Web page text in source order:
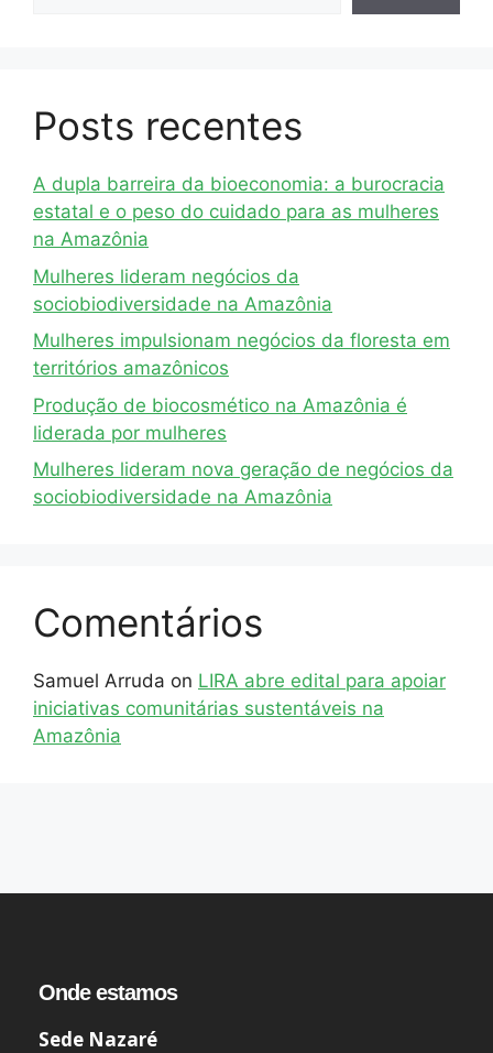
Posts recentes
A dupla barreira da bioeconomia: a burocracia
estatal e o peso do cuidado para as mulheres
na Amazônia
Mulheres lideram negócios da
sociobiodiversidade na Amazônia
Mulheres impulsionam negócios da floresta em
territórios amazônicos
Produção de biocosmético na Amazônia é
liderada por mulheres
Mulheres lideram nova geração de negócios da
sociobiodiversidade na Amazônia
Comentários
Samuel Arruda on LIRA abre edital para apoiar
iniciativas comunitárias sustentáveis na
Amazônia
Onde estamos
Sede Nazaré